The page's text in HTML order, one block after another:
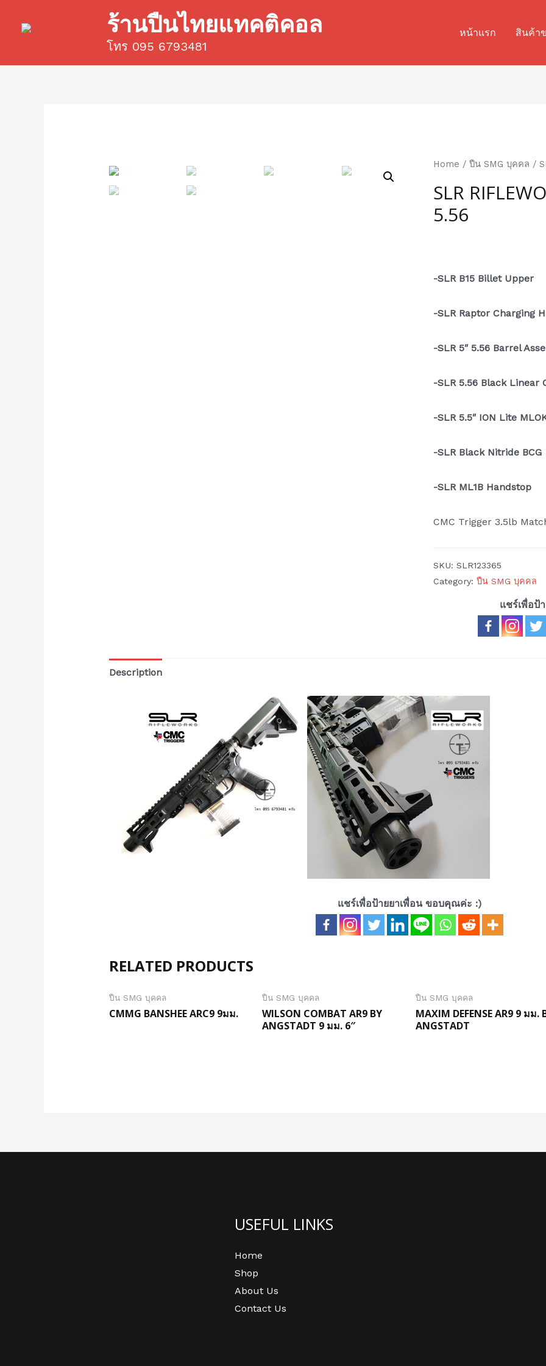
ร้านปืนไทยแทคติคอล
โทร 095 6793481
หน้าแรก สินค้า
Home /ปืน SMG บุคคล /
SLR
5.56
-SLR B15 Billet Upper
-SLR Raptor Charging
-SLR 5″ 5.56 Barrel
-SLR 5.56 Black Linear
-SLR 5.5″ ION Lite
-SLR Black Nitride BCG
-SLR ML1B Handstop
CMC Trigger 3.5lb
SKU:SLR123365
Category:ปืน SMG บุคคล
แชร์เพื่อป้
Description
แชร์เพื่อป้ายยาเพื่อน ขอบคุณค่ะ :)
RELATED PRODUCTS
ปืน SMG บุคคล
CMMG BANSHEE ARC9 9มม.
ปืน SMG บุคคล
WILSON COMBAT AR9 BY
ANGSTADT 9 มม. 6″
ปืน SMG บุคคล
MAXIM DEFENSE AR9 9 มม.
ANGSTADT
USEFUL LINKS
Home
Shop
About Us
Contact Us